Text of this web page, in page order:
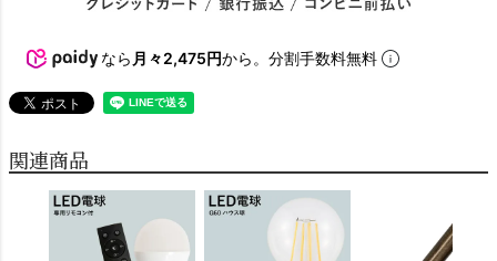
SNS
なら 月々2,475円から。分割手数料無料
関連商品